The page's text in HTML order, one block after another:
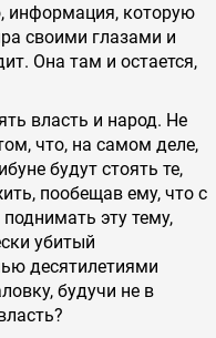
информация, которую
своими глазами и
Она там и остается,
власть и народ. Не
что, на самом деле,
будут стоять те,
пообещав ему, что с
эту тему,
убитый
десятилетиями
будучи не в